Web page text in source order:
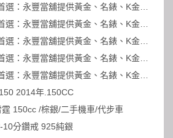
永豐當舖提供黃金、名錶、K金高價典當
永豐當舖提供黃金、名錶、K金高價典當
永豐當舖提供黃金、名錶、K金高價典當
永豐當舖提供黃金、名錶、K金高價典當
永豐當舖提供黃金、名錶、K金高價典當
2014年.150CC
霆 150cc /棕銀/二手機車/代步車
10分鑽戒 925純銀